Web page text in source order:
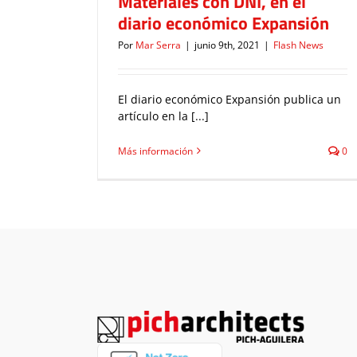
diario económico Expansión
Por Mar Serra | junio 9th, 2021 | Flash News
El diario económico Expansión publica un
artículo en la [...]
Más información 0